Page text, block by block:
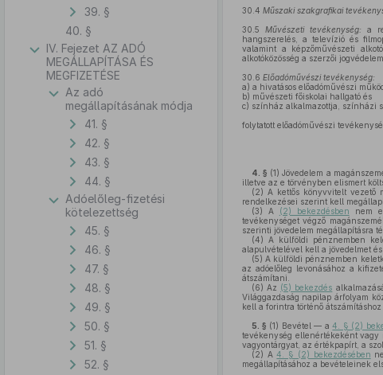
39. §
40. §
IV. Fejezet AZ ADÓ
MEGÁLLAPÍTÁSA ÉS
MEGFIZETÉSE
Az adó
megállapításának módja
41. §
42. §
43. §
44. §
Adóelőleg-fizetési
kötelezettség
45. §
46. §
47. §
48. §
49. §
50. §
51. §
52. §
30.4 Műszaki szakgrafikai
30.5 Művészeti tevékenység: a
hangszerelés, a televízió és
valamint a képzőművészeti
alkotóközösség a szerzői
30.6 Előadóművészi tevékenység:
a) a hivatásos előadóművészi
b) művészeti főiskolai hallgató és
c) színház alkalmazottja, színházi
folytatott előadóművészi
4. § (1) Jövedelem a
illetve az e törvényben elismert
(2) A kettős könyvvitelt vezető
rendelkezései szerint kell
(3) A (2) bekezdésben nem
tevékenységet végző
szerinti jövedelem megállapításra
(4) A külföldi pénznemben
alapulvételével kell a jövedelmet és
(5) A külföldi pénznemben
az adóelőleg levonásához a
átszámítani.
(6) Az (5) bekezdés
Világgazdaság napilap árfolyam
kell a forintra történő
5. § (1) Bevétel — a4. § (2)
tevékenység ellenértékeként
vagyontárgyat, az értékpapírt, a
(2) A4. § (2) bekezdésében
megállapításához a bevételeinek